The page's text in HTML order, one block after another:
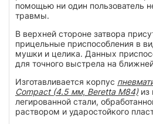
помощью ни один пользователь
травмы.
В верхней стороне затвора
прицельные приспособления в
мушки и целика. Данных
для точного выстрела на
Изготавливается корпус
Compact (4.5 мм, Beretta M84)из
легированной стали,
раствором и ударостойкого